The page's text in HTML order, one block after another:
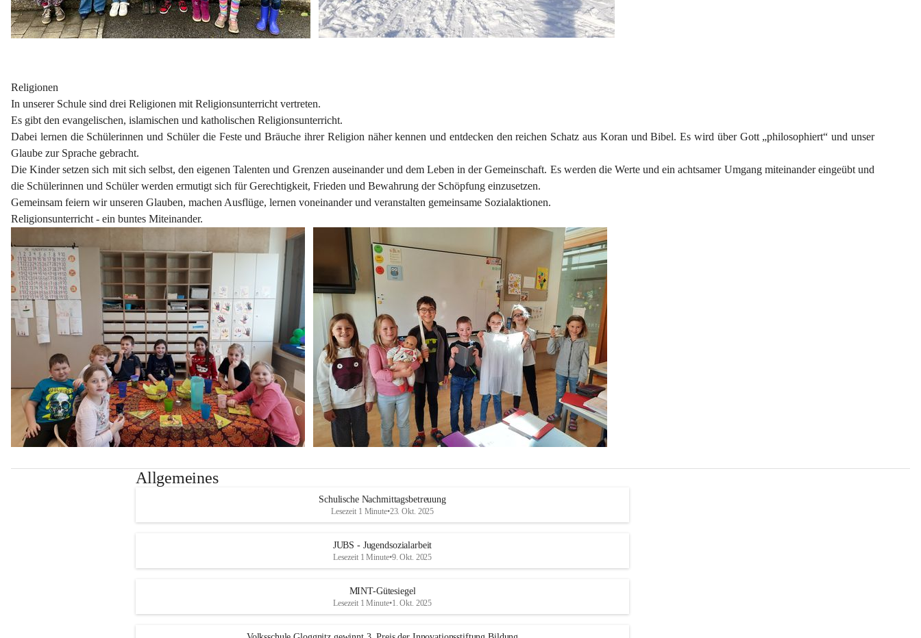
Religionen
In unserer Schule sind drei Religionen mit Religionsunterricht vertreten.
Es gibt den evangelischen, islamischen und katholischen Religionsunterricht.
Dabei lernen die Schülerinnen und Schüler die Feste und Bräuche ihrer Religion näher kennen und entdecken den reichen Schatz aus Koran und Bibel. Es wird über Gott „philosophiert“ und unser
Glaube zur Sprache gebracht.
Die Kinder setzen sich mit sich selbst, den eigenen Talenten und Grenzen auseinander und dem Leben in der Gemeinschaft. Es werden die Werte und ein achtsamer Umgang miteinander eingeübt und
die Schülerinnen und Schüler werden ermutigt sich für Gerechtigkeit, Frieden und Bewahrung der Schöpfung einzusetzen.
Gemeinsam feiern wir unseren Glauben, machen Ausflüge, lernen voneinander und veranstalten gemeinsame Sozialaktionen.
Religionsunterricht - ein buntes Miteinander.
Allgemeines
Schulische Nachmittagsbetreuung
Lesezeit 1 Minute•23. Okt. 2025
JUBS - Jugendsozialarbeit
Lesezeit 1 Minute•9. Okt. 2025
MINT-Gütesiegel
Lesezeit 1 Minute•1. Okt. 2025